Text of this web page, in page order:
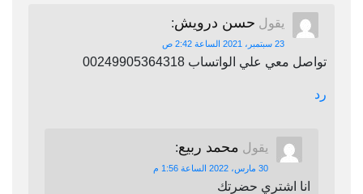
يقول حسن درويش:
23 سبتمبر، 2021 الساعة 2:42 ص
تواصل معي علي الواتساب 00249905364318
رد
يقول محمد ربيع:
30 مارس، 2022 الساعة 1:56 م
انا اشتري حضرتك